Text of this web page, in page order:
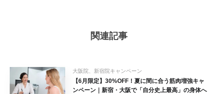
関連記事
大阪院、新宿院キャンペーン
【6月限定】30%OFF！夏に間に合う筋肉増強キャ
ンペーン｜新宿・大阪で「自分史上最高」の身体へ